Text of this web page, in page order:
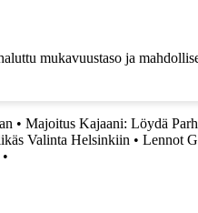
mukavuustaso ja
• Majoitus Kajaani: Löydä
Valinta Helsinkiin • Lennot
•